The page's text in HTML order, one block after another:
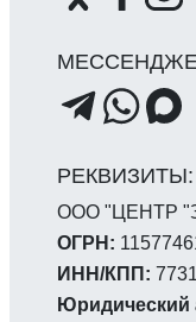
ООО "ЦЕНТР
ОГРН:
ИНН/КПП:
Юридический